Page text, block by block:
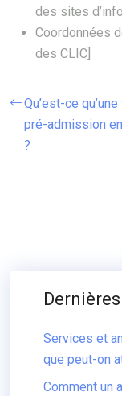
des sites
Coordonnées
des CLIC]
Qu’est-ce
pré-admission
?
Services et
que peut-on
Comment un